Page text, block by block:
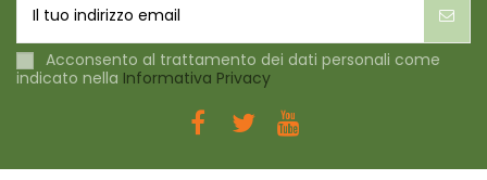
Acconsento al trattamento dei dati personali come
indicato nella Informativa Privacy